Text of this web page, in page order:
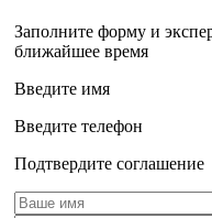
Заполните форму и
ближайшее время
Введите имя
Введите телефон
Подтвердите соглашение